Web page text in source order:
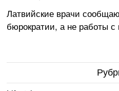
Латвийские врачи
бюрократии, а не работы с